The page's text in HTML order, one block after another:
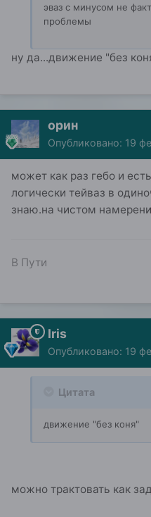
эваз с минусом не
проблемы
ну да...движение "без
орин
Опубликовано: 19
может как раз гебо и
логически тейваз в
знаю.на чистом
В Пути
Iris
Опубликовано: 19
Цитата
движение "без коня"
можно трактовать как